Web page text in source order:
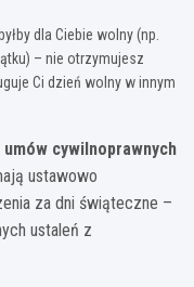
dla Ciebie wolny (np.
– nie otrzymujesz
Ci dzień wolny w innym
cywilnoprawnych
ustawowo
za dni świąteczne –
ustaleń z